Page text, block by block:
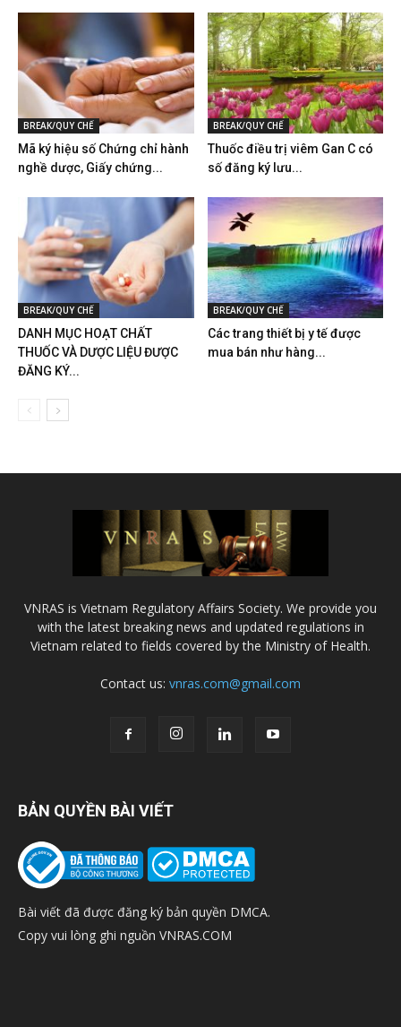
BREAK/QUY CHẾ
Mã ký hiệu số Chứng chỉ hành
nghề dược, Giấy chứng...
BREAK/QUY CHẾ
Thuốc điều trị viêm Gan C có
số đăng ký lưu...
BREAK/QUY CHẾ
DANH MỤC HOẠT CHẤT
THUỐC VÀ DƯỢC LIỆU ĐƯỢC
ĐĂNG KÝ...
BREAK/QUY CHẾ
Các trang thiết bị y tế được
mua bán như hàng...
VNRAS is Vietnam Regulatory Affairs Society. We provide you
with the latest breaking news and updated regulations in
Vietnam related to fields covered by the Ministry of Health.
Contact us: vnras.com@gmail.com
BẢN QUYỀN BÀI VIẾT
Bài viết đã được đăng ký bản quyền DMCA.
Copy vui lòng ghi nguồn VNRAS.COM